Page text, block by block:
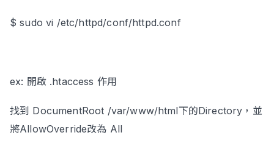
$ sudo vi /etc/httpd/conf/httpd.conf
ex: 開啟 .htaccess 作用
找到 DocumentRoot /var/www/html下的Directory，並
將AllowOverride改為 All